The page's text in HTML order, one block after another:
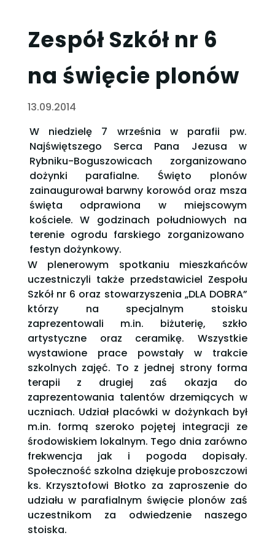
Zespół Szkół nr 6
na święcie plonów
13.09.2014
W niedzielę 7 września w parafii pw.
Najświętszego Serca Pana Jezusa w
Rybniku-Boguszowicach zorganizowano
dożynki parafialne. Święto plonów
zainaugurował barwny korowód oraz msza
święta odprawiona w miejscowym
kościele. W godzinach południowych na
terenie ogrodu farskiego zorganizowano
festyn dożynkowy.
W plenerowym spotkaniu mieszkańców
uczestniczyli także przedstawiciel Zespołu
Szkół nr 6 oraz stowarzyszenia „DLA DOBRA”
którzy na specjalnym stoisku
zaprezentowali m.in. biżuterię, szkło
artystyczne oraz ceramikę. Wszystkie
wystawione prace powstały w trakcie
szkolnych zajęć. To z jednej strony forma
terapii z drugiej zaś okazja do
zaprezentowania talentów drzemiących w
uczniach. Udział placówki w dożynkach był
m.in. formą szeroko pojętej integracji ze
środowiskiem lokalnym. Tego dnia zarówno
frekwencja jak i pogoda dopisały.
Społeczność szkolna dziękuje proboszczowi
ks. Krzysztofowi Błotko za zaproszenie do
udziału w parafialnym święcie plonów zaś
uczestnikom za odwiedzenie naszego
stoiska.